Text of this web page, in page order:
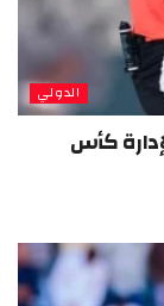
الدولي
كأس